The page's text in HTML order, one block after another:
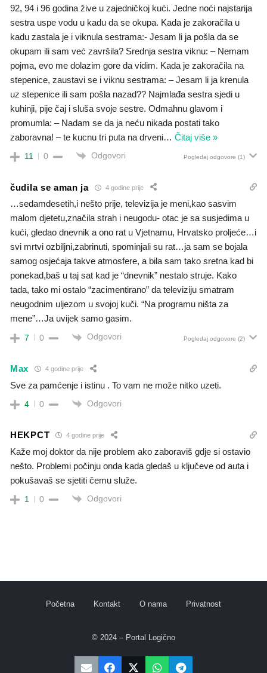
92, 94 i 96 godina žive u zajedničkoj kući. Jedne noći najstarija
sestra uspe vodu u kadu da se okupa. Kada je zakoračila u
kadu zastala je i viknula sestrama:- Jesam li ja pošla da se
okupam ili sam već završila? Srednja sestra viknu: – Nemam
pojma, evo me dolazim gore da vidim. Kada je zakoračila na
stepenice, zaustavi se i viknu sestrama: – Jesam li ja krenula
uz stepenice ili sam pošla nazad?? Najmlađa sestra sjedi u
kuhinji, pije čaj i sluša svoje sestre. Odmahnu glavom i
promumla: – Nadam se da ja neću nikada postati tako
zaboravna! – te kucnu tri puta na drveni… Čitaj više »
11 0 Odgovori Pogledaj odgovore (1)
čudila se aman ja 4 godine prije
…sedamdesetih,i nešto prije, televizija je meni,kao sasvim
malom djetetu,značila strah i neugodu- otac je sa susjedima u
kući, gledao dnevnik a ono rat u Vjetnamu, Hrvatsko proljeće…i
svi mrtvi ozbiljni,zabrinuti, spominjali su rat…ja sam se bojala
samog osjećaja takve atmosfere, a bila sam tako sretna kad bi
ponekad,baš u taj sat kad je “dnevnik” nestalo struje. Kako
tada, tako mi ostalo “zacimentirano” da televiziju smatram
neugodnim uljezom u svojoj kuči. “Na programu ništa za
mene”…Ja uvijek samo gasim.
7 0 Odgovori Pogledaj odgovore (2)
Max 4 godine prije
Sve za pamćenje i istinu . To vam ne može nitko uzeti.
4 0 Odgovori
HEKPCT 4 godine prije
Kaže moj doktor da nije problem ako zaboraviš gdje si ostavio
nešto. Problemi počinju onda kada gledaš u ključeve od auta i
pokušavaš se sjetiti čemu služe.
1 0 Odgovori
Početna Kontakt O nama Privatnost
© 2024 – Portal Logično